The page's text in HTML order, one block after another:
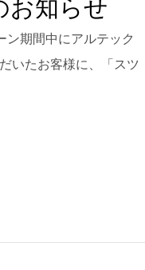
お知らせ
期間中にアルテック
いたお客様に、「スツ